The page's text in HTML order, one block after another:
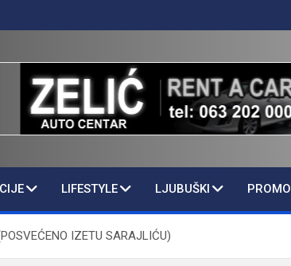
LIFESTYLE LJUBUŠKI PROMO
IZETU SARAJLIĆU)